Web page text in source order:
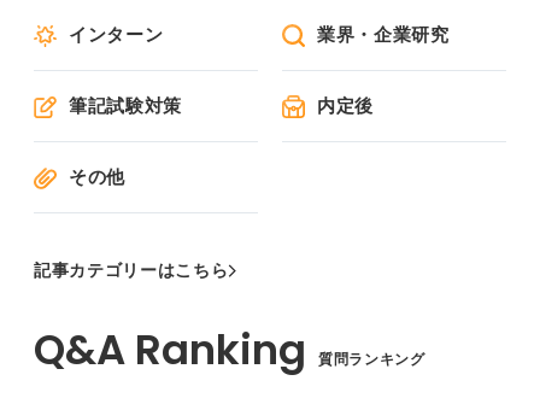
インターン 業界・企業研究
筆記試験対策 内定後
その他
記事カテゴリーはこちら
質問ランキング